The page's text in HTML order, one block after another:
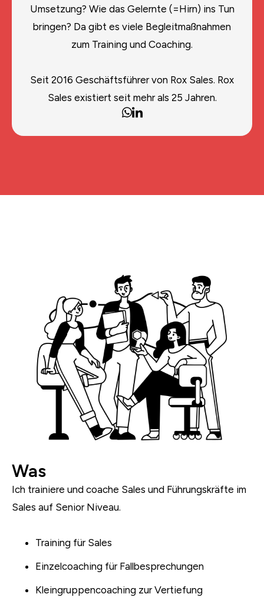
Umsetzung? Wie das Gelernte (=Hirn) ins Tun
bringen? Da gibt es viele Begleitmaßnahmen
zum Training und Coaching.
Seit 2016 Geschäftsführer von Rox Sales. Rox
Sales existiert seit mehr als 25 Jahren.
Was
Ich trainiere und coache Sales und Führungskräfte im
Sales auf Senior Niveau.
Training für Sales
Einzelcoaching für Fallbesprechungen
Kleingruppencoaching zur Vertiefung